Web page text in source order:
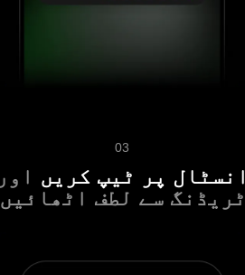
03
انسٹال پر ٹیپ کریں اور
ٹریڈنگ سے لطف اٹھائیں